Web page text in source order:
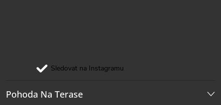
Sledovat na Instagramu
Pohoda Na Terase